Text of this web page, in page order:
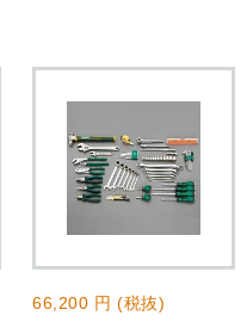
66,200 円 (税抜)